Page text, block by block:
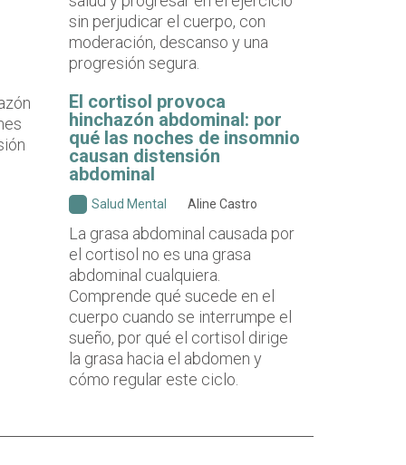
sin perjudicar el cuerpo, con
moderación, descanso y una
progresión segura.
El cortisol provoca
hinchazón abdominal: por
qué las noches de insomnio
causan distensión
abdominal
Salud Mental Aline Castro
La grasa abdominal causada por
el cortisol no es una grasa
abdominal cualquiera.
Comprende qué sucede en el
cuerpo cuando se interrumpe el
sueño, por qué el cortisol dirige
la grasa hacia el abdomen y
cómo regular este ciclo.